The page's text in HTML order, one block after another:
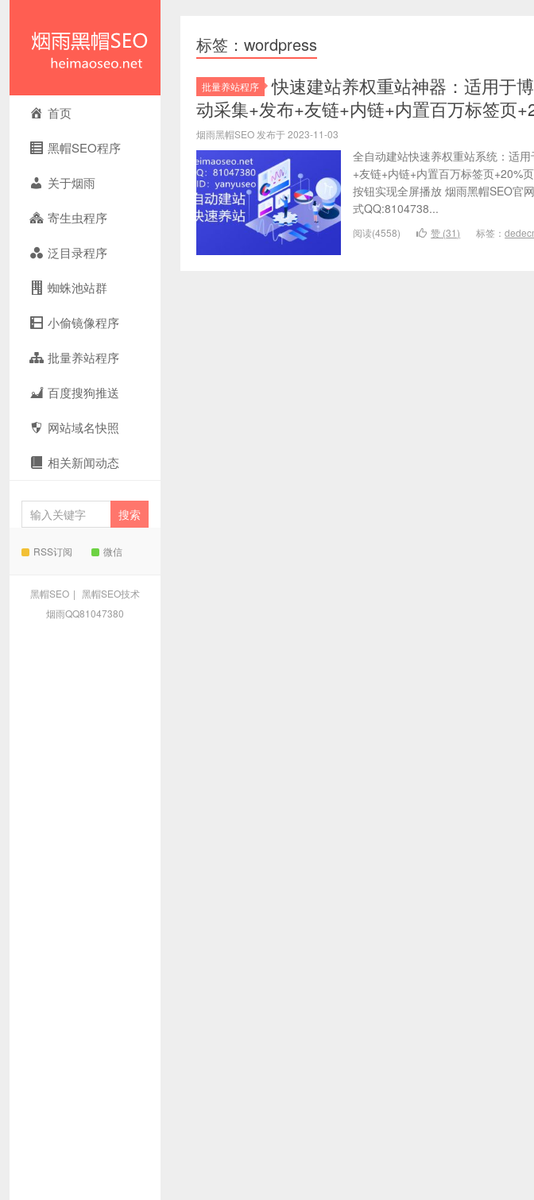
首页
黑帽SEO程序
关于烟雨
寄生虫程序
泛目录程序
蜘蛛池站群
小偷镜像程序
批量养站程序
百度搜狗推送
网站域名快照
相关新闻动态
RSS订阅 微信
黑帽SEO | 黑帽SEO技术
烟雨QQ81047380
标签：wordpress
批量养站程序
快速建站养权重站神器：适用于
动采集+发布+友链+内链+内置百万标签页
烟雨黑帽SEO 发布于 2023-11-03
全自动建站快速养权重站系统：适
+友链+内链+内置百万标签页+20%
按钮实现全屏播放 烟雨黑帽SEO官
式QQ:8104738...
阅读(4558) 赞 (31) 标签：